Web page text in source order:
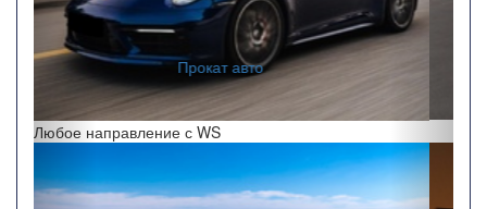
Заказ автобусов
Любое направление с WS